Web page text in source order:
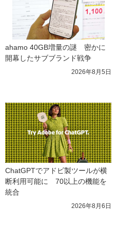
ahamo 40GB増量の謎　密かに
開幕したサブブランド戦争
2026年8月5日
ChatGPTでアドビ製ツールが横
断利用可能に　70以上の機能を
統合
2026年8月6日